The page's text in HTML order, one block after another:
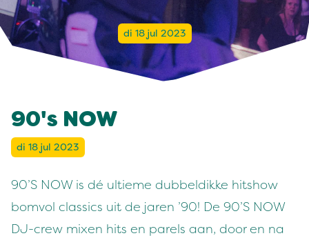
di 18 jul 2023
90's NOW
di 18 jul 2023
90’S NOW is dé ultieme dubbeldikke hitshow
bomvol classics uit de jaren ’90! De 90’S NOW
DJ-crew mixen hits en parels aan, door en na